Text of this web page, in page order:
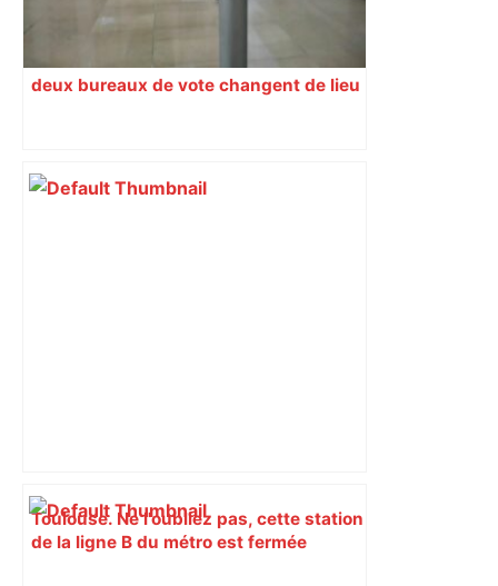
deux bureaux de vote changent de lieu
Toulouse. Ne l'oubliez pas, cette station
de la ligne B du métro est fermée